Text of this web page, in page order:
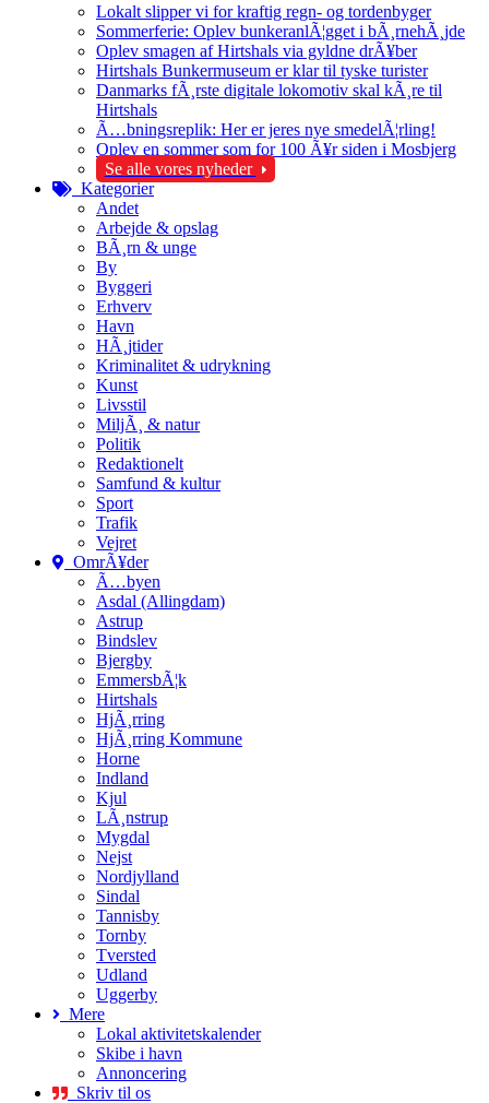
Lokalt slipper vi for kraftig regn- og tordenbyger
Sommerferie: Oplev bunkeranlÃ¦gget i bÃ¸rnehÃ¸jde
Oplev smagen af Hirtshals via gyldne drÃ¥ber
Hirtshals Bunkermuseum er klar til tyske turister
Danmarks fÃ¸rste digitale lokomotiv skal kÃ¸re til
Hirtshals
Ã…bningsreplik: Her er jeres nye smedelÃ¦rling!
Oplev en sommer som for 100 Ã¥r siden i Mosbjerg
Se alle vores nyheder
Kategorier
Andet
Arbejde & opslag
BÃ¸rn & unge
By
Byggeri
Erhverv
Havn
HÃ¸jtider
Kriminalitet & udrykning
Kunst
Livsstil
MiljÃ¸ & natur
Politik
Redaktionelt
Samfund & kultur
Sport
Trafik
Vejret
OmrÃ¥der
Ã…byen
Asdal (Allingdam)
Astrup
Bindslev
Bjergby
EmmersbÃ¦k
Hirtshals
HjÃ¸rring
HjÃ¸rring Kommune
Horne
Indland
Kjul
LÃ¸nstrup
Mygdal
Nejst
Nordjylland
Sindal
Tannisby
Tornby
Tversted
Udland
Uggerby
Mere
Lokal aktivitetskalender
Skibe i havn
Annoncering
Skriv til os